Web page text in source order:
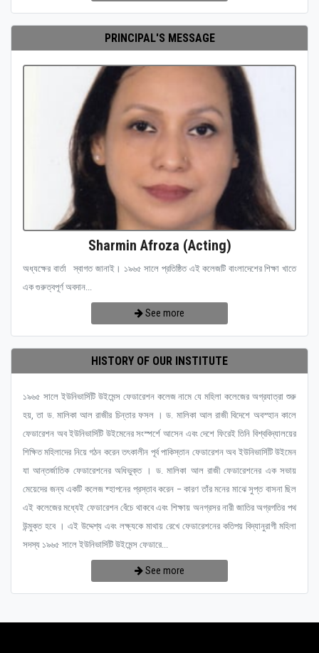
PRINCIPAL'S MESSAGE
Sharmin Afroza (Acting)
অধ্যক্ষের বার্তা স্বাগত জানাই। ১৯৬৫ সালে প্রতিষ্ঠিত এই কলেজটি বাংলাদেশের শিক্ষা খাতে
এক গুরুত্বপূর্ণ অবদান...
See more
HISTORY OF OUR INSTITUTE
১৯৬৫ সালে ইউনিভার্সিটি উইমেন্স ফেডারেশন কলেজ নামে যে মহিলা কলেজের অগ্রযাত্রা শুরু
হয়, তা ড. মালিকা আল রাজীর চিন্তার ফসল । ড. মালিকা আল রাজী বিদেশে অবস্হান কালে
ফেডারেশন অব ইউনিভার্সিটি উইমেনের সংস্পর্শে আসেন এবং দেশে ফিরেই তিনি বিশ্ববিদ্যালয়ের
শিক্ষিত মহিলাদের নিয়ে গঠন করেন তৎকালীন পূর্ব পাকিস্তান ফেডারেশন অব ইউনিভার্সিটি উইমেন
যা আন্তর্জাতিক ফেডারেশনের অধিভুক্ত । ড. মালিকা আল রাজী ফেডারেশনের এক সভায়
মেয়েদের জন্য একটি কলেজ ষ্হাপনের প্রস্তাব করেন – কারণ তাঁর মনের মাঝে সুপ্ত বাসনা ছিল
এই কলেজের মধ্যেই ফেডারেশন বেঁচে থাকবে এবং শিক্ষায় অনগ্রসর নারী জাতির অগ্রগতির পথ
উন্মুক্ত হবে । এই উদ্দেশ্য এবং লক্ষ্যকে মাথায় রেখে ফেডারেশনের কতিপয় বিদ্যানুরাগী মহিলা
সদস্য ১৯৬৫ সালে ইউনিভার্সিটি উইমেন্স ফেডারে...
See more